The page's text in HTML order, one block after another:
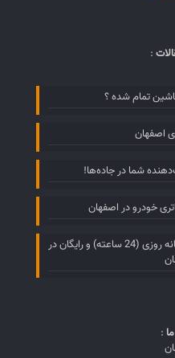
:
تمام شده ؟
اصفهان
شما در جاده‌ها!
خودرو در اصفهان
افتتاح شعبه رسمی امداد باتری شبانه روزی (24 ساعته) و رایگان در
: